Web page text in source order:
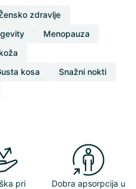
zdravlje
Menopauza
kosa
Snažni nokti
pri
Dobra apsorpcija u